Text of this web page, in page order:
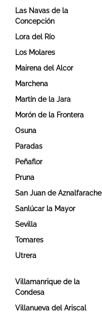
Las Navas de la
Concepción
Lora del Río
Los Molares
Mairena del Alcor
Marchena
Martín de la Jara
Morón de la Frontera
Osuna
Paradas
Peñaflor
Pruna
San Juan de Aznalfarache
Sanlúcar la Mayor
Sevilla
Tomares
Utrera
Villamanrique de la
Condesa
Villanueva del Ariscal